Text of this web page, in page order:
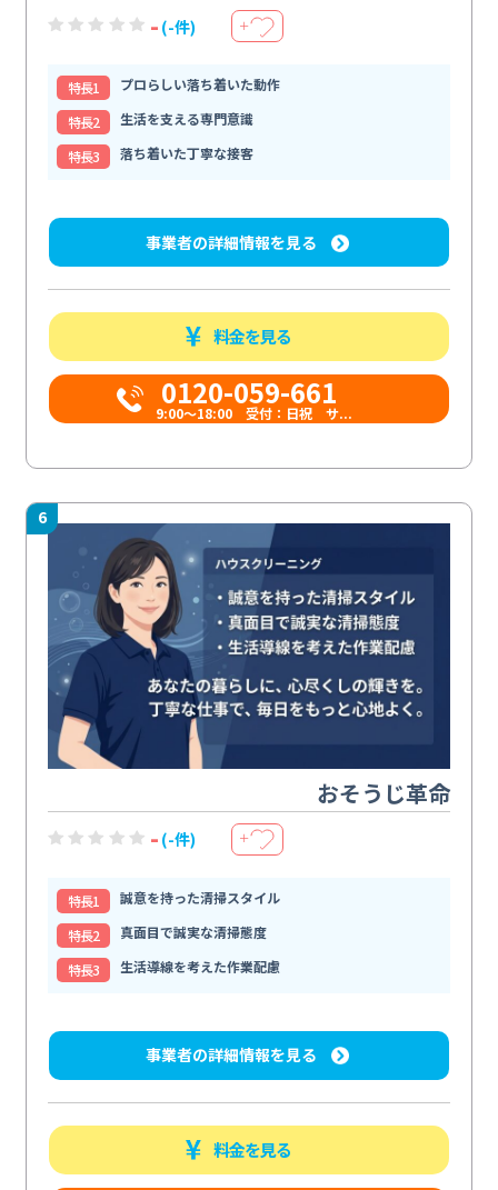
- (-件) ＋
特⻑1
プロらしい落ち着いた動作
特⻑2
生活を支える専門意識
特⻑3
落ち着いた丁寧な接客
事業者の詳細情報を見る
料金を見る
0120-059-661
9:00〜18:00 受付：日祝 サ...
6
おそうじ革命
- (-件) ＋
特⻑1
誠意を持った清掃スタイル
特⻑2
真面目で誠実な清掃態度
特⻑3
生活導線を考えた作業配慮
事業者の詳細情報を見る
料金を見る